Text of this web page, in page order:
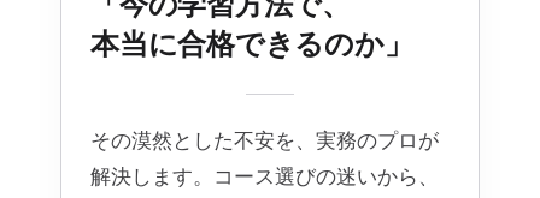
本当に合格できるのか」
その漠然とした不安を、実務のプロが
解決します。コース選びの迷いから、